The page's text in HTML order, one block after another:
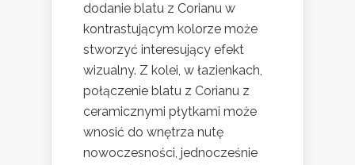
dodanie blatu z Corianu w
kontrastującym kolorze może
stworzyć interesujący efekt
wizualny. Z kolei, w łazienkach,
połączenie blatu z Corianu z
ceramicznymi płytkami może
wnosić do wnętrza nutę
nowoczesności, jednocześnie